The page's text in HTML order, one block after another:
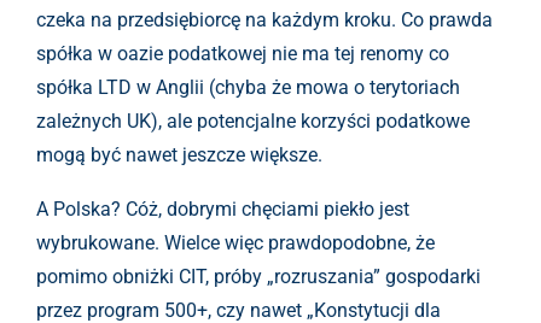
czeka na przedsiębiorcę na każdym kroku. Co prawda
spółka w oazie podatkowej nie ma tej renomy co
spółka LTD w Anglii (chyba że mowa o terytoriach
zależnych UK), ale potencjalne korzyści podatkowe
mogą być nawet jeszcze większe.
A Polska? Cóż, dobrymi chęciami piekło jest
wybrukowane. Wielce więc prawdopodobne, że
pomimo obniżki CIT, próby „rozruszania” gospodarki
przez program 500+, czy nawet „Konstytucji dla